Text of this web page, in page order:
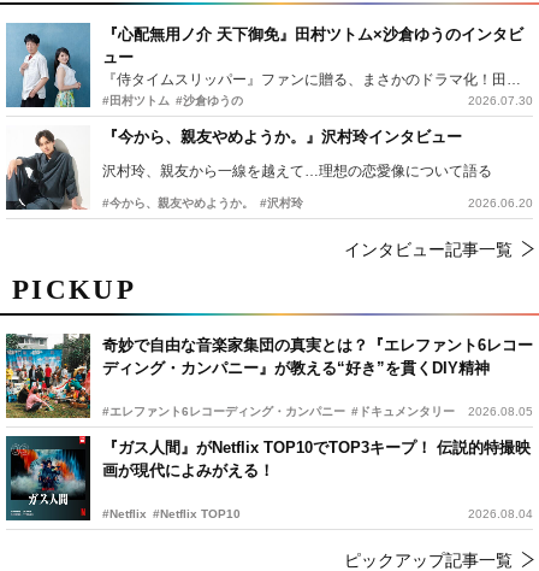
PICKUP
奇妙で自由な音楽家集団の真実とは？『エレファント6レコー
ディング・カンパニー』が教える“好き”を貫くDIY精神
#エレファント6レコーディング・カンパニー #ドキュメンタリー 2026.08.05
『ガス人間』がNetflix TOP10でTOP3キープ！ 伝説的特撮映
画が現代によみがえる！
#Netflix #Netflix TOP10 2026.08.04
ピックアップ記事一覧
『心配無用ノ介 天下御免』田村ツトム×沙倉ゆうのインタビ
ュー
『侍タイムスリッパー』ファンに贈る、まさかのドラマ化！田村ツトム×沙倉ゆうのが語る『心配無用ノ介』撮影秘話
#田村ツトム #沙倉ゆうの 2026.07.30
『今から、親友やめようか。』沢村玲インタビュー
沢村玲、親友から一線を越えて…理想の恋愛像について語る
#今から、親友やめようか。 #沢村玲 2026.06.20
インタビュー記事一覧